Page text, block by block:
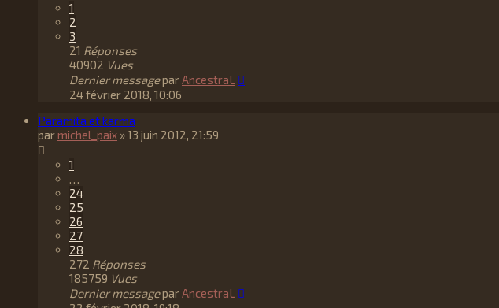
1
2
3
21 Réponses
40902 Vues
Dernier messageparAncestraL
24 février 2018, 10:06
Paramita et karma
parmichel_paix »13 juin 2012, 21:59
1
…
24
25
26
27
28
272 Réponses
185759 Vues
Dernier messageparAncestraL